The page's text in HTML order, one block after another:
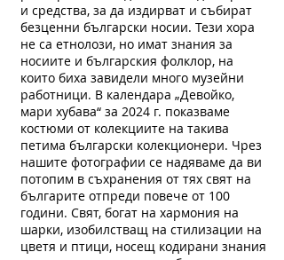
и средства, за да издирват и събират
безценни български носии. Тези хора
не са етнолози, но имат знания за
носиите и българския фолклор, на
които биха завидели много музейни
работници. В календара „Девойко,
мари хубава“ за 2024 г. показваме
костюми от колекциите на такива
петима български колекционери. Чрез
нашите фотографии се надяваме да ви
потопим в съхранения от тях свят на
българите отпреди повече от 100
години. Свят, богат на хармония на
шарки, изобилстващ на стилизации на
цветя и птици, носещ кодирани знания